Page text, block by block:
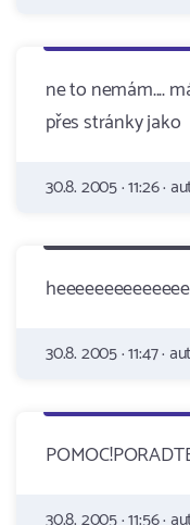
ne to nemám....
přes stránky jako
30.8. 2005 · 11:26 ·
30.8. 2005 · 11:47 ·